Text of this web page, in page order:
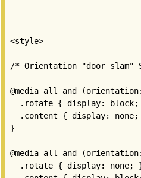
<style>
/* Orientation "door slam"
@media all and
.rotate { display: block;
.content { display: none;
}
@media all and
.rotate { display: none;